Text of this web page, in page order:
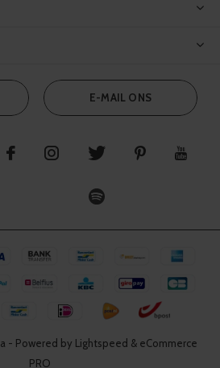
E-MAIL ONS
- Powered by Lightspeed & eCommerce
PRO